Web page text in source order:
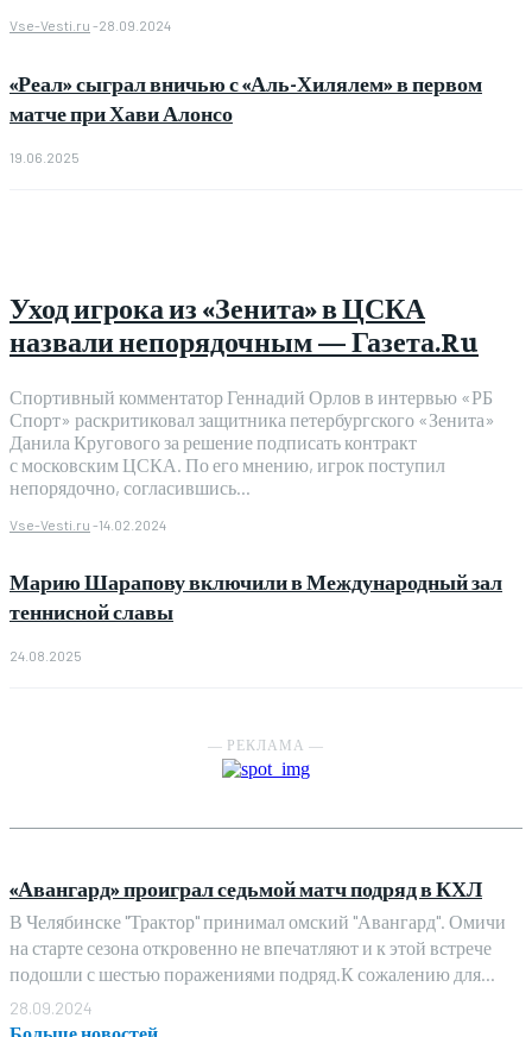
Vse-Vesti.ru -28.09.2024
«Реал» сыграл вничью с «Аль-Хилялем» в первом
матче при Хави Алонсо
19.06.2025
Уход игрока из «Зенита» в ЦСКА
назвали непорядочным — Газета.Ru
Спортивный комментатор Геннадий Орлов в интервью «РБ
Спорт» раскритиковал защитника петербургского «Зенита»
Данила Кругового за решение подписать контракт
с московским ЦСКА. По его мнению, игрок поступил
непорядочно, согласившись...
Vse-Vesti.ru -14.02.2024
Марию Шарапову включили в Международный зал
теннисной славы
24.08.2025
― РЕКЛАМА ―
«Авангард» проиграл седьмой матч подряд в КХЛ
В Челябинске "Трактор" принимал омский "Авангард". Омичи
на старте сезона откровенно не впечатляют и к этой встрече
подошли с шестью поражениями подряд.К сожалению для...
28.09.2024